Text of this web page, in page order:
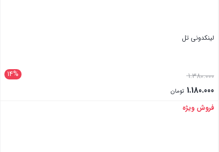
لینکدونی تل
14% 1.380.000
1.180.000 تومان
بستن
فروش ویژه